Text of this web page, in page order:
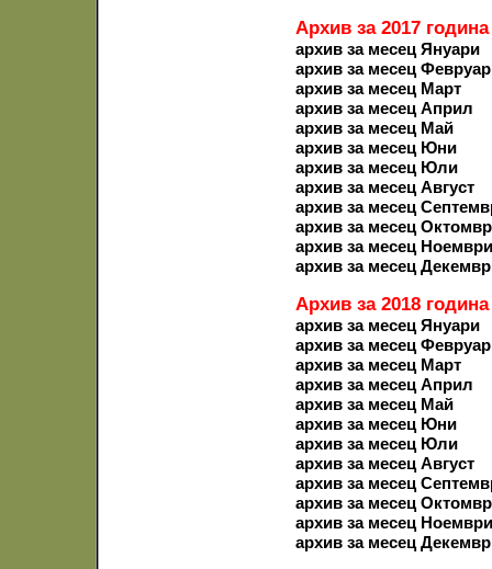
Архив за 2017 година
архив за месец Януари
архив за месец
архив за месец Март
архив за месец Април
архив за месец Май
архив за месец Юни
архив за месец Юли
архив за месец Август
архив за месец
архив за месец
архив за месец Ноември
архив за месец
Архив за 2018 година
архив за месец Януари
архив за месец
архив за месец Март
архив за месец Април
архив за месец Май
архив за месец Юни
архив за месец Юли
архив за месец Август
архив за месец
архив за месец
архив за месец Ноември
архив за месец